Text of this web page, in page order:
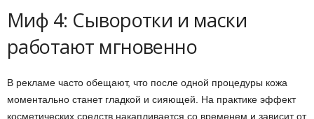
Миф 4: Сыворотки и маски
работают мгновенно
В рекламе часто обещают, что после одной процедуры кожа
моментально станет гладкой и сияющей. На практике эффект
косметических средств накапливается со временем и зависит от